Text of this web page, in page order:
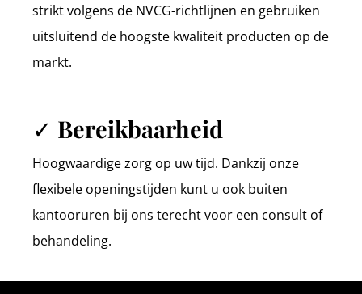
strikt volgens de NVCG-richtlijnen en gebruiken
uitsluitend de hoogste kwaliteit producten op de
markt.
✓ Bereikbaarheid
Hoogwaardige zorg op uw tijd. Dankzij onze
flexibele openingstijden kunt u ook buiten
kantooruren bij ons terecht voor een consult of
behandeling.